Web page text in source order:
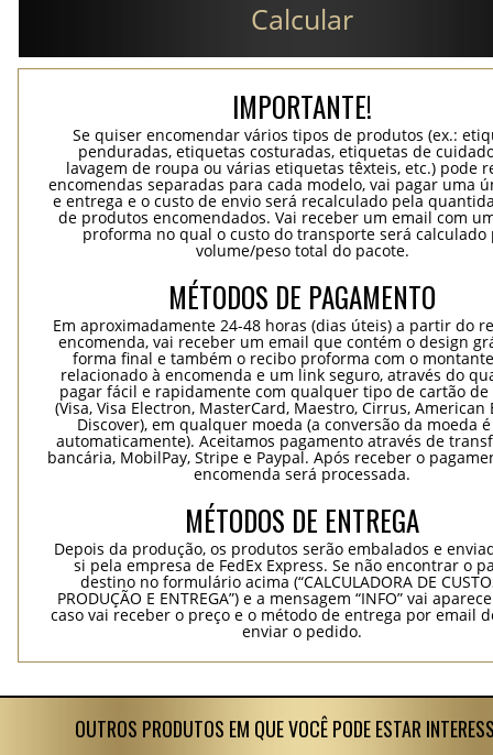
Calcular
IMPORTANTE!
Se quiser encomendar vários tipos de produtos (ex.:
penduradas, etiquetas costuradas, etiquetas de
lavagem de roupa ou várias etiquetas têxteis, etc.) pode
encomendas separadas para cada modelo, vai pagar uma
e entrega e o custo de envio será recalculado pela
de produtos encomendados. Vai receber um email com
proforma no qual o custo do transporte será calculado
volume/peso total do pacote.
MÉTODOS DE PAGAMENTO
Em aproximadamente 24-48 horas (dias úteis) a partir do
encomenda, vai receber um email que contém o design
forma final e também o recibo proforma com o
relacionado à encomenda e um link seguro, através do
pagar fácil e rapidamente com qualquer tipo de cartão
(Visa, Visa Electron, MasterCard, Maestro, Cirrus, American
Discover), em qualquer moeda (a conversão da moeda
automaticamente). Aceitamos pagamento através de
bancária, MobilPay, Stripe e Paypal. Após receber o
encomenda será processada.
MÉTODOS DE ENTREGA
Depois da produção, os produtos serão embalados e
si pela empresa de FedEx Express. Se não encontrar o
destino no formulário acima (“CALCULADORA DE
PRODUÇÃO E ENTREGA”) e a mensagem “INFO” vai
caso vai receber o preço e o método de entrega por email
enviar o pedido.
OUTROS PRODUTOS EM QUE VOCÊ PODE ESTAR